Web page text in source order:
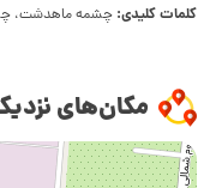
کلمات کلیدی: چشمه ماهدشت،
مکان‌های